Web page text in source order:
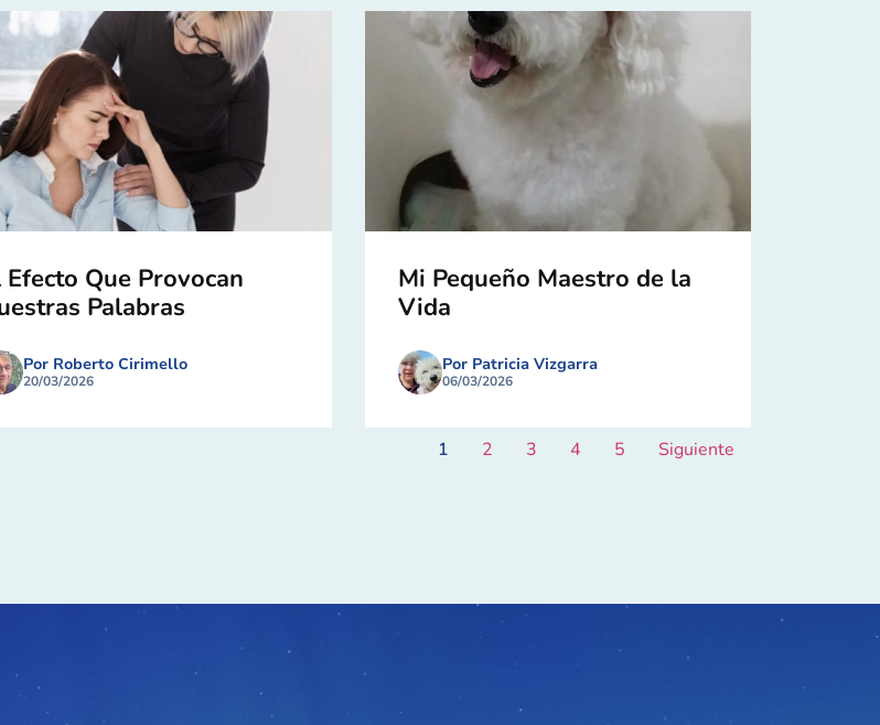
Efecto Que Provocan
Palabras
Por Roberto Cirimello
20/03/2026
Mi Pequeño Maestro de la
Vida
Por Patricia Vizgarra
06/03/2026
1 2 3 4 5 Siguiente